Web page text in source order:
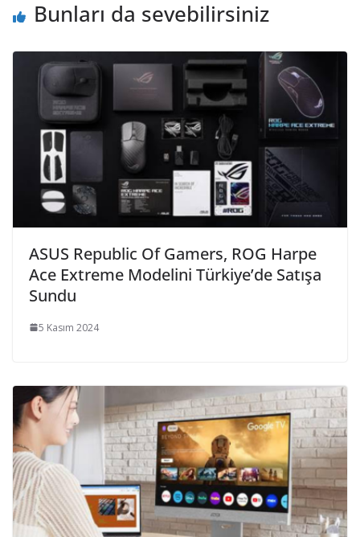
Bunları da sevebilirsiniz
ASUS Republic Of Gamers, ROG Harpe
Ace Extreme Modelini Türkiye’de Satışa
Sundu
5 Kasım 2024